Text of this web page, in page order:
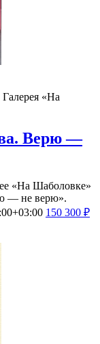
Галерея «На
Верю —
«На Шаболовке»
— не верю».
150 300 ₽